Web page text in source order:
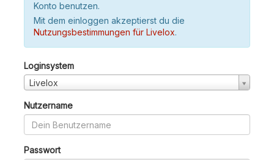
Konto benutzen.
Mit dem einloggen akzeptierst du die
Nutzungsbestimmungen für Livelox.
Loginsystem
Livelox
Nutzername
Passwort